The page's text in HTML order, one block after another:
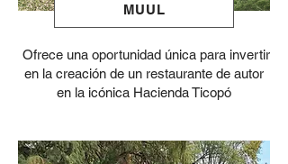
MUUL
Ofrece una oportunidad única para invertir
en la creación de un restaurante de autor
en la icónica Hacienda Ticopó